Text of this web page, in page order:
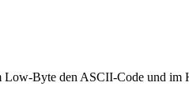
Byte den ASCII-Code und